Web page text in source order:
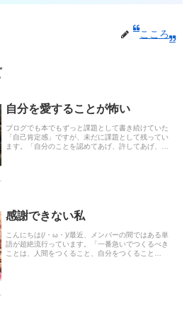
こころ
自分を愛することが怖い
ブログでも本でもずっと課題として書き続けていた
「自己肯定感」ですが、未だに課題として残ってい
ます。「自分のことを認めてあげ、許してあげ、信
感謝できない私
こんにちは(/・ω・)/最近、メンバーの間ではある単
語が超絶流行っています。「一番急いでつくるべき
ことは、人間をつくること、自分をつくること